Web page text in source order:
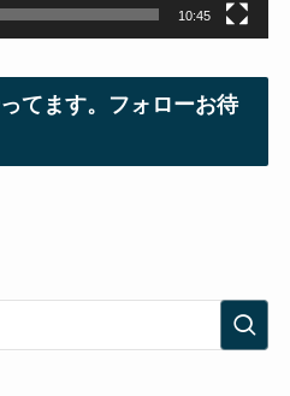
10:45
てます。フォローお待